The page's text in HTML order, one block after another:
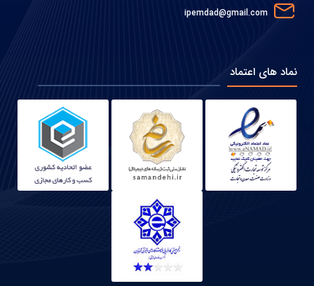
ipemdad@gmail.com
نماد های اعتماد